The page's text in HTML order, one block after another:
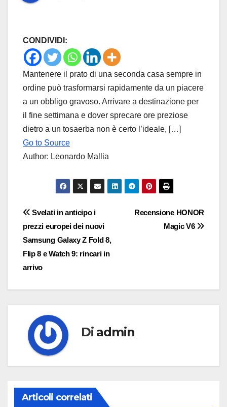
CONDIVIDI:
Mantenere il prato di una seconda casa sempre in
ordine può trasformarsi rapidamente da un piacere
a un obbligo gravoso. Arrivare a destinazione per
il fine settimana e dover sprecare ore preziose
dietro a un tosaerba non è certo l’ideale, […]
Go to Source
Author: Leonardo Mallia
Navigazione
articoli
Recensione HONOR
Magic V6
Svelati in anticipo i
prezzi europei dei nuovi
Samsung Galaxy Z Fold 8,
Flip 8 e Watch 9: rincari in
arrivo
Di admin
Articoli correlati